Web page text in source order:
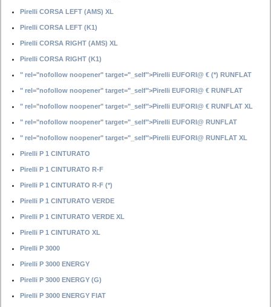
Pirelli CORSA LEFT (AMS) XL
Pirelli CORSA LEFT (K1)
Pirelli CORSA RIGHT (AMS) XL
Pirelli CORSA RIGHT (K1)
" rel="nofollow noopener" target="_self">Pirelli EUFORI@ € (*) RUNFLAT
" rel="nofollow noopener" target="_self">Pirelli EUFORI@ € RUNFLAT
" rel="nofollow noopener" target="_self">Pirelli EUFORI@ € RUNFLAT XL
" rel="nofollow noopener" target="_self">Pirelli EUFORI@ RUNFLAT
" rel="nofollow noopener" target="_self">Pirelli EUFORI@ RUNFLAT XL
Pirelli P 1 CINTURATO
Pirelli P 1 CINTURATO R-F
Pirelli P 1 CINTURATO R-F (*)
Pirelli P 1 CINTURATO VERDE
Pirelli P 1 CINTURATO VERDE XL
Pirelli P 1 CINTURATO XL
Pirelli P 3000
Pirelli P 3000 ENERGY
Pirelli P 3000 ENERGY (G)
Pirelli P 3000 ENERGY FIAT